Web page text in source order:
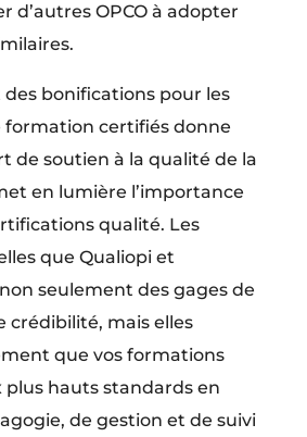
d’autres OPCO à adopter
bonifications pour les
formation certifiés donne
de soutien à la qualité de la
en lumière l’importance
qualité. Les
que Qualiopi et
seulement des gages de
crédibilité, mais elles
que vos formations
hauts standards en
de gestion et de suivi